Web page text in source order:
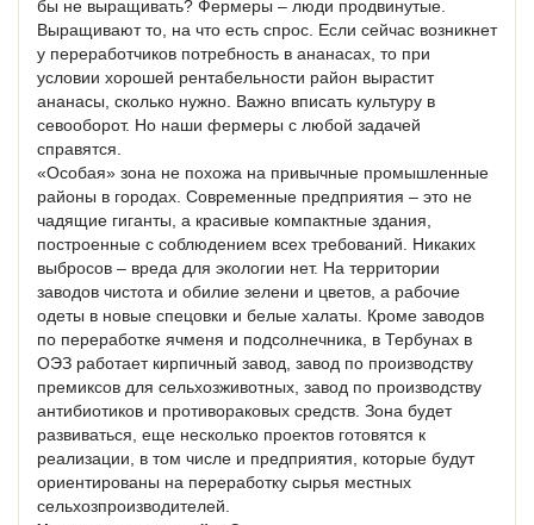
бы не выращивать? Фермеры – люди продвинутые.
Выращивают то, на что есть спрос. Если сейчас возникнет
у переработчиков потребность в ананасах, то при
условии хорошей рентабельности район вырастит
ананасы, сколько нужно. Важно вписать культуру в
севооборот. Но наши фермеры с любой задачей
справятся.
«Особая» зона не похожа на привычные промышленные
районы в городах. Современные предприятия – это не
чадящие гиганты, а красивые компактные здания,
построенные с соблюдением всех требований. Никаких
выбросов – вреда для экологии нет. На территории
заводов чистота и обилие зелени и цветов, а рабочие
одеты в новые спецовки и белые халаты. Кроме заводов
по переработке ячменя и подсолнечника, в Тербунах в
ОЭЗ работает кирпичный завод, завод по производству
премиксов для сельхозживотных, завод по производству
антибиотиков и противораковых средств. Зона будет
развиваться, еще несколько проектов готовятся к
реализации, в том числе и предприятия, которые будут
ориентированы на переработку сырья местных
сельхозпроизводителей.